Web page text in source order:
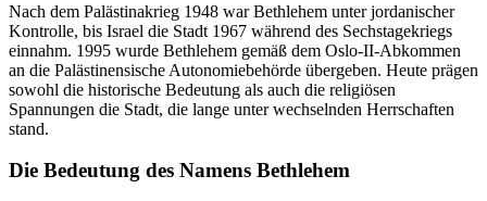
Nach dem Palästinakrieg 1948 war Bethlehem unter jordanischer
Kontrolle, bis Israel die Stadt 1967 während des Sechstagekriegs
einnahm. 1995 wurde Bethlehem gemäß dem Oslo-II-Abkommen
an die Palästinensische Autonomiebehörde übergeben. Heute prägen
sowohl die historische Bedeutung als auch die religiösen
Spannungen die Stadt, die lange unter wechselnden Herrschaften
stand.
Die Bedeutung des Namens Bethlehem